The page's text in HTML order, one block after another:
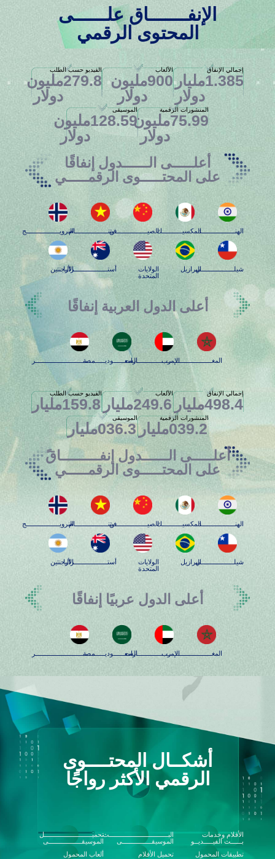
الإنفـــــــاق علــــــى
المحتوى الرقمي
إجمالي الإنفاق
1.385
مليار
دولار
الألعاب
900
مليون
دولار
الفيديو حسب الطلب
279.8
مليون
دولار
المنشورات الرقمية
75.99
مليون
دولار
الموسيقى
128.59
دولار
أعلـــــى الــــــدول إنفاقًا
على المحتـــــوى الرقمـــــي
الهنــــــــــــــــــدالمكسيـــــــــــكالصيــــــــــــــــــنفيتنــــــــــــــــــامالنرويــــــــــــــــــج
شيلــــــــــــــــــيالبرازيل
الولايات
المتحدة
أستــــــــــــــــــرالياالأرجنتين
أعلى الدول العربية إنفاقًا
المغــــــــــــــــــــــربالإمــــــــــــــــــاراتالسعــــــوديــــــــــةمصـــــــــــــــــــــــــــر
إجمالي الإنفاق
498.4مليار
الألعاب
249.6مليار
الفيديو حسب الطلب
159.8مليار
المنشورات الرقمية
39.2
0مليار
الموسيقى
36.3
0مليار
أعلـــــى الــــــدول إنفـــــــــاقً
على المحتـــــوى الرقمـــــي
الهنــــــــــــــــــدالمكسيـــــــــــكالصيــــــــــــــــــنفيتنــــــــــــــــــامالنرويــــــــــــــــــج
شيلــــــــــــــــــيالبرازيل
الولايات
المتحدة
أستــــــــــــــــــرالياالأرجنتين
أعلى الدول عربيًا إنفاقًا
المغــــــــــــــــــــــربالإمــــــــــــــــــاراتالسعــــــوديــــــــــةمصـــــــــــــــــــــــــــر
أشكــال المحتــــوى
الرقمي الأكثر رواجًا
الأفلام وخدمات
بــــــث الفيـــــديــو
البــــــــــــــــــــــــــــــــث
الموسيقــــــــــــــــى
تحميــــــــــــــــــــــــــل
الموسيقــــــــــــــــــى
تطبيقات المحمول
تحميل الأفلام
ألعاب المحمول